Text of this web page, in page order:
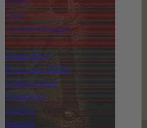
Lyrics
Tour
Auszeichnungen
Musik Blog
Fotos und Bilder
Online Spiele
Gästebuch
Surftips
Statistik